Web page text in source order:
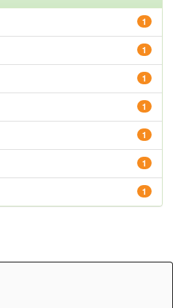
1
1
1
1
1
1
1